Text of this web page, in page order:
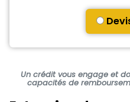
Un crédit vous engage et
capacités de